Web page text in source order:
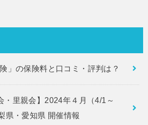
」の保険料と口コミ・評判は？
・里親会】2024年４月（4/1～
県・愛知県 開催情報